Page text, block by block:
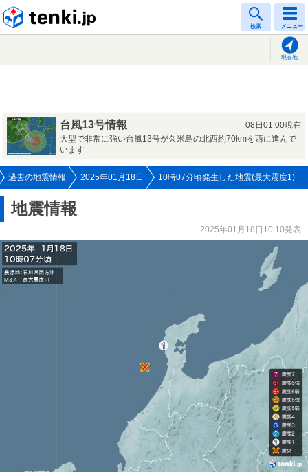
検索 メニュー
現在地
台風13号情報
08日01:00現在
大型で非常に強い台風13号が久米島の北西約70kmを西に進んで
います
過去の地震情報 2025年01月18日 10時07分頃発生した地震(最大震度1)
地震情報
2025年01月18日10:10発表